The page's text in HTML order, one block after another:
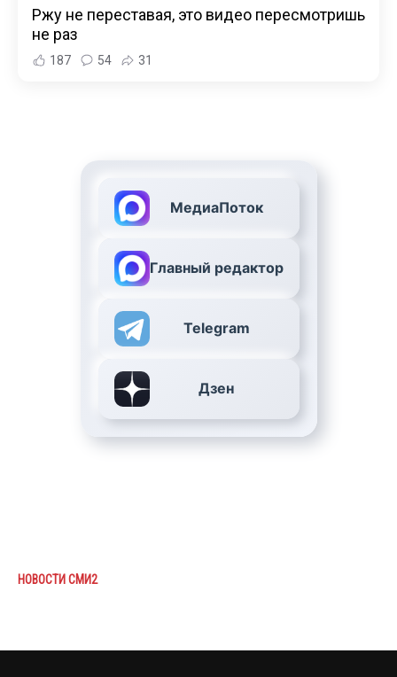
Ржу не переставая, это видео пересмотришь
не раз
187 54 31
МедиаПоток
Главный редактор
Telegram
Дзен
НОВОСТИ СМИ2